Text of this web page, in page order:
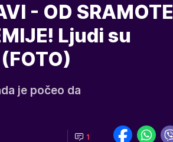
- OD SRAMOTE
Ljudi su
je počeo da
1